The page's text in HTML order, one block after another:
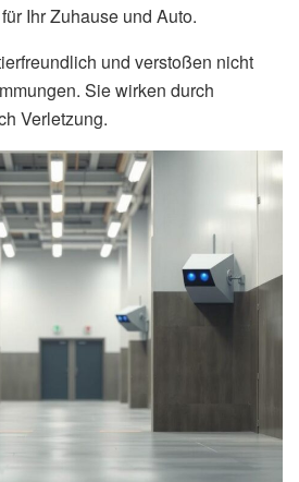
für Ihr Zuhause und Auto.
und verstoßen nicht
Sie wirken durch
Verletzung.